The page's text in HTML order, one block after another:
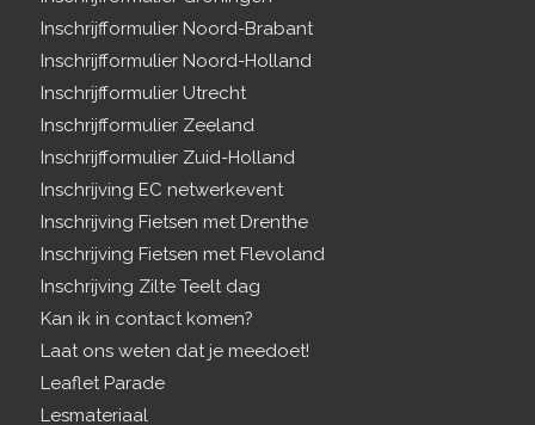
Inschrijfformulier Noord-Brabant
Inschrijfformulier Noord-Holland
Inschrijfformulier Utrecht
Inschrijfformulier Zeeland
Inschrijfformulier Zuid-Holland
Inschrijving EC netwerkevent
Inschrijving Fietsen met Drenthe
Inschrijving Fietsen met Flevoland
Inschrijving Zilte Teelt dag
Kan ik in contact komen?
Laat ons weten dat je meedoet!
Leaflet Parade
Lesmateriaal